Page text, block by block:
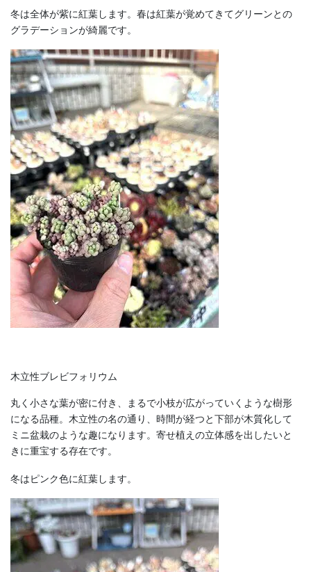
冬は全体が紫に紅葉します。春は紅葉が覚めてきてグリーンとの
グラデーションが綺麗です。
木立性ブレビフォリウム
丸く小さな葉が密に付き、まるで小枝が広がっていくような樹形
になる品種。木立性の名の通り、時間が経つと下部が木質化して
ミニ盆栽のような趣になります。寄せ植えの立体感を出したいと
きに重宝する存在です。
冬はピンク色に紅葉します。